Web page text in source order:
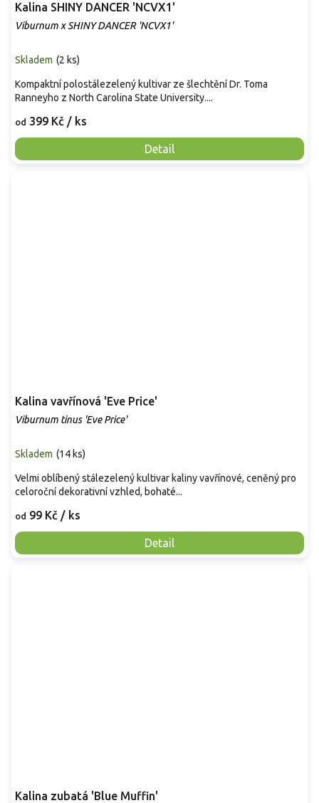
Kalina SHINY DANCER 'NCVX1'
Viburnum x SHINY DANCER 'NCVX1'
Skladem (2 ks)
od 399 Kč / ks
Detail
Kompaktní polostálezelený kultivar ze šlechtění Dr. Toma
Ranneyho z North Carolina State University....
Kalina vavřínová 'Eve Price'
Viburnum tinus 'Eve Price'
Skladem (14 ks)
od 99 Kč / ks
Detail
Velmi oblíbený stálezelený kultivar kaliny vavřínové, ceněný pro
celoroční dekorativní vzhled, bohaté...
Kalina zubatá 'Blue Muffin'